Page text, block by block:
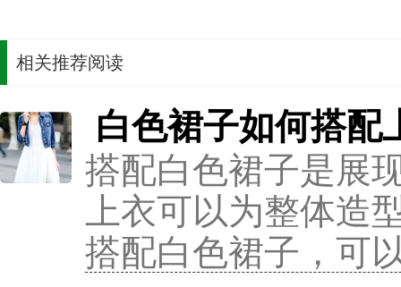
相关推荐阅读
白色裙子如何搭配
搭配白色裙子是展
上衣可以为整体造
搭配白色裙子，可